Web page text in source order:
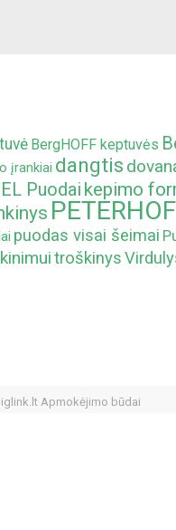
BergHOFF keptuvės
įrankiai dangtis
Puodai kepimo
puodas visai šeimai
troškinys
Apmokėjimo būdai